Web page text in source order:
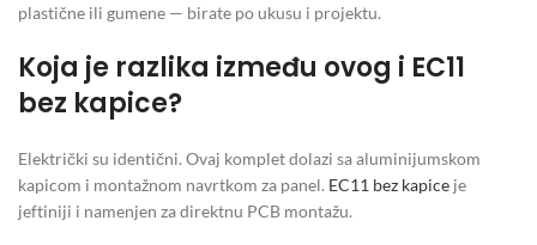
plastične ili gumene — birate po ukusu i projektu.
Koja je razlika između ovog i EC11
bez kapice?
Električki su identični. Ovaj komplet dolazi sa aluminijumskom
kapicom i montažnom navrtkom za panel. EC11 bez kapice je
jeftiniji i namenjen za direktnu PCB montažu.